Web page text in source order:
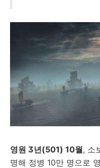
영원 3년(501) 10월, 소
명해 정병 10만 명으로